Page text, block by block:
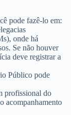
pode fazê-lo em:
onde há
Se não houver
deve registrar a
Público pode
profissional do
acompanhamento